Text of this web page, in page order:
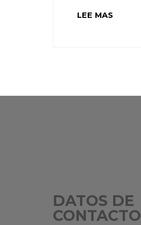
LEE MAS
DATOS DE
CONTACTO